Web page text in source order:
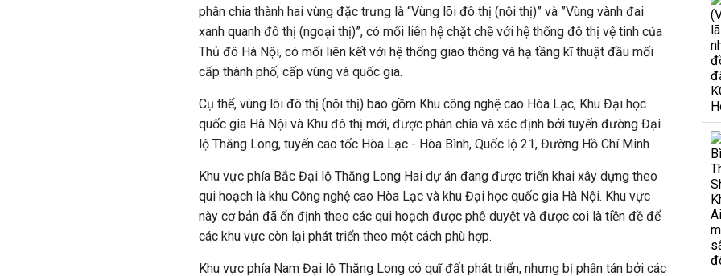
phân chia thành hai vùng đặc trưng là “Vùng lõi đô thị (nội thị)” và ”Vùng vành đai
xanh quanh đô thị (ngoại thị)”, có mối liên hệ chặt chẽ với hệ thống đô thị vệ tinh của
Thủ đô Hà Nội, có mối liên kết với hệ thống giao thông và hạ tầng kĩ thuật đầu mối
cấp thành phố, cấp vùng và quốc gia.
Cụ thể, vùng lõi đô thị (nội thị) bao gồm Khu công nghệ cao Hòa Lạc, Khu Đại học
quốc gia Hà Nội và Khu đô thị mới, được phân chia và xác định bởi tuyến đường Đại
lộ Thăng Long, tuyến cao tốc Hòa Lạc - Hòa Bình, Quốc lộ 21, Đường Hồ Chí Minh.
Khu vực phía Bắc Đại lộ Thăng Long Hai dự án đang được triển khai xây dựng theo
qui hoạch là khu Công nghệ cao Hòa Lạc và khu Đại học quốc gia Hà Nội. Khu vực
này cơ bản đã ổn định theo các qui hoạch được phê duyệt và được coi là tiền đề để
các khu vực còn lại phát triển theo một cách phù hợp.
Khu vực phía Nam Đại lộ Thăng Long có quĩ đất phát triển, nhưng bị phân tán bởi các